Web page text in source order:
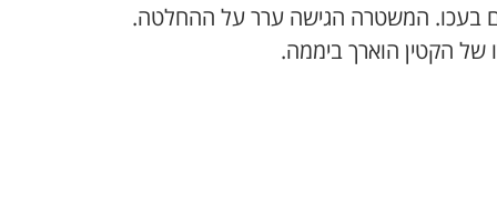
בעכו. המשטרה הגישה ערר על ההחלטה.
של הקטין הוארך ביממה.